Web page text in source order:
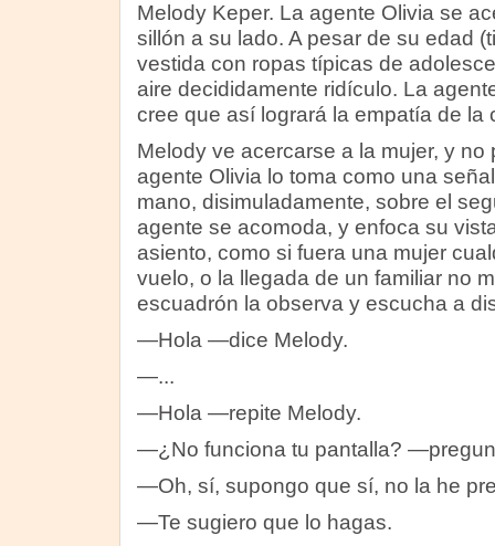
Melody Keper. La agente Olivia se
sillón a su lado. A pesar de su edad
vestida con ropas típicas de
aire decididamente ridículo. La
cree que así logrará la empatía de la
Melody ve acercarse a la mujer, y
agente Olivia lo toma como una
mano, disimuladamente, sobre el
agente se acomoda, y enfoca su
asiento, como si fuera una mujer
vuelo, o la llegada de un familiar no
escuadrón la observa y escucha a
—Hola —dice Melody.
—...
—Hola —repite Melody.
—¿No funciona tu pantalla?
—Oh, sí, supongo que sí, no la he
—Te sugiero que lo hagas.